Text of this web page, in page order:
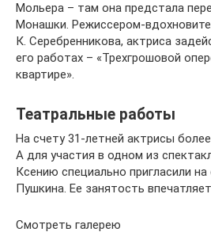
Мольера – там она предстала
Монашки. Режиссером-
К. Серебренникова, актриса
его работах – «Трехгрошовой
квартире».
Театральные работы
На счету 31-летней актрисы
А для участия в одном из
Ксению специально пригласили
Пушкина. Ее занятость
Смотреть галерею